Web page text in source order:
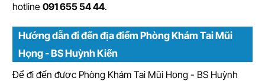
hotline 091 655 54 44.
Hướng dẫn đi đến địa điểm Phòng Khám Tai Mũi
Họng - BS Huỳnh Kiến
Để đi đến được Phòng Khám Tai Mũi Họng - BS Huỳnh